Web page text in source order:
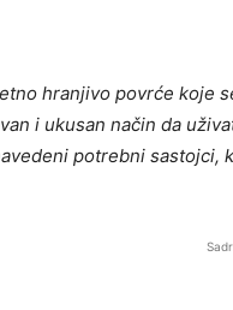
hranjivo povrće koje
i ukusan način da
potrebni sastojci,